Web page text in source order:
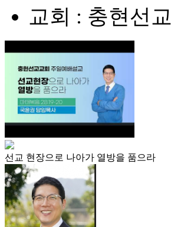
교회 : 충현선
선교 현장으로 나아가 열방을 품으라